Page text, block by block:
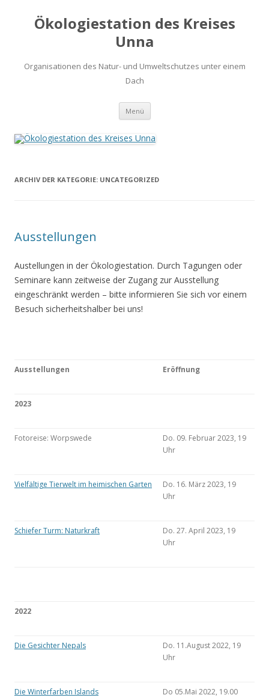
Ökologiestation des Kreises
Unna
Organisationen des Natur- und Umweltschutzes unter einem
Dach
Menü Zum
springen
ARCHIV DER KATEGORIE: UNCATEGORIZED
Ausstellungen
Austellungen in der Ökologiestation. Durch Tagungen oder
Seminare kann zeitweise der Zugang zur Ausstellung
eingeschränkt werden – bitte informieren Sie sich vor einem
Besuch sicherheitshalber bei uns!
Ausstellungen Eröffnung
2023
Fotoreise: Worpswede
Do. 09. Februar 2023, 19
Uhr
Vielfältige Tierwelt im heimischen Garten
Do. 16. März 2023, 19
Uhr
Schiefer Turm: Naturkraft
Do. 27. April 2023, 19
Uhr
2022
Die Gesichter Nepals
Do. 11.August 2022, 19
Uhr
Die Winterfarben Islands
Do 05.Mai 2022, 19.00